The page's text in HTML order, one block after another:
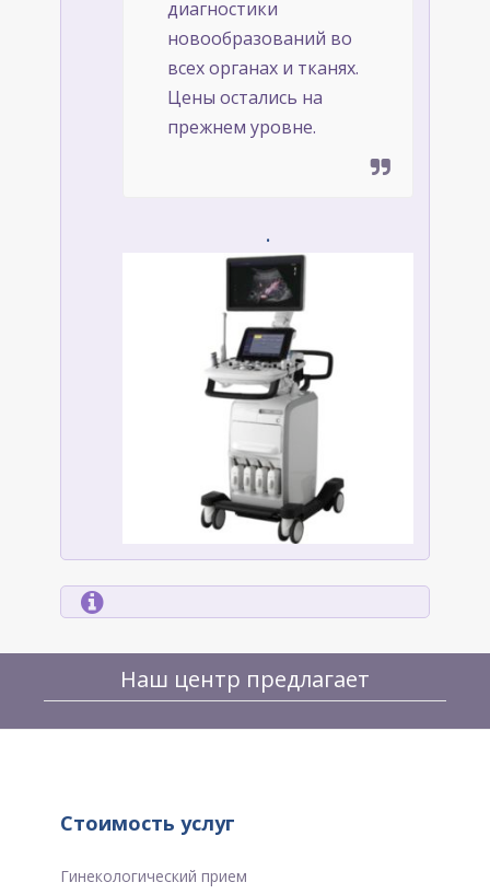
диагностики
новообразований во
всех органах и тканях.
Цены остались на
прежнем уровне.
.
Наш центр предлагает
Стоимость услуг
Гинекологический прием